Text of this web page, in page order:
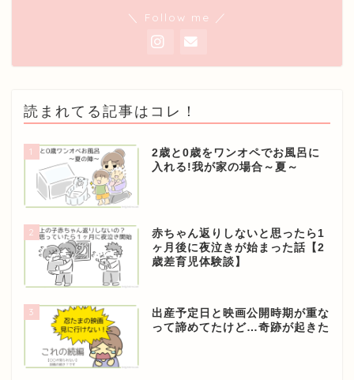
＼ Follow me ／
読まれてる記事はコレ！
1
2歳と0歳をワンオペでお風呂に
入れる!我が家の場合～夏～
2
赤ちゃん返りしないと思ったら1
ヶ月後に夜泣きが始まった話【2
歳差育児体験談】
3
出産予定日と映画公開時期が重な
って諦めてたけど…奇跡が起きた